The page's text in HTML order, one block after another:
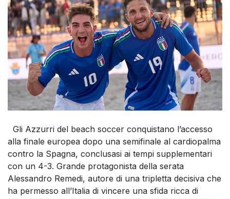
Gli Azzurri del beach soccer conquistano l’accesso
alla finale europea dopo una semifinale al cardiopalma
contro la Spagna, conclusasi ai tempi supplementari
con un 4-3. Grande protagonista della serata
Alessandro Remedi, autore di una tripletta decisiva che
ha permesso all’Italia di vincere una sfida ricca di